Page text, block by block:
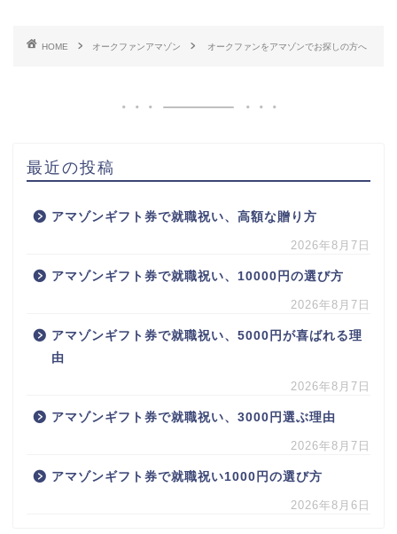
HOME オークファンアマゾン オークファンをアマゾンでお探しの方へ
最近の投稿
アマゾンギフト券で就職祝い、高額な贈り方
2026年8月7日
アマゾンギフト券で就職祝い、10000円の選び方
2026年8月7日
アマゾンギフト券で就職祝い、5000円が喜ばれる理
由
2026年8月7日
アマゾンギフト券で就職祝い、3000円選ぶ理由
2026年8月7日
アマゾンギフト券で就職祝い1000円の選び方
2026年8月6日